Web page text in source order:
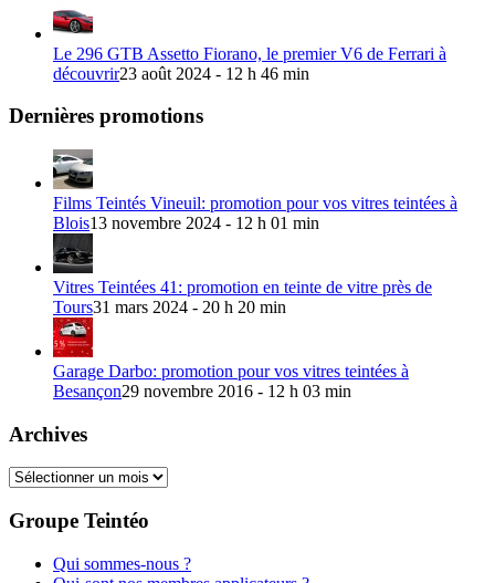
Le 296 GTB Assetto Fiorano, le premier V6 de Ferrari à
découvrir23 août 2024 - 12 h 46 min
Dernières promotions
Films Teintés Vineuil: promotion pour vos vitres teintées à
Blois13 novembre 2024 - 12 h 01 min
Vitres Teintées 41: promotion en teinte de vitre près de
Tours31 mars 2024 - 20 h 20 min
Garage Darbo: promotion pour vos vitres teintées à
Besançon29 novembre 2016 - 12 h 03 min
Archives
Archives
Groupe Teintéo
Qui sommes-nous ?